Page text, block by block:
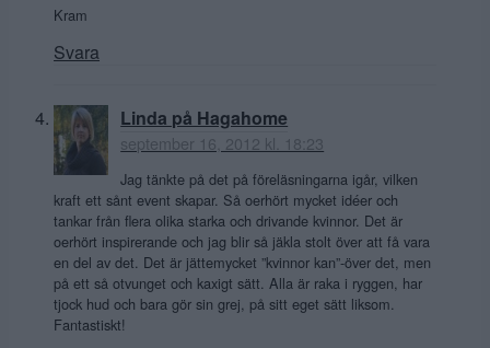
Kram
Svara
Linda på Hagahome
september 16, 2012 kl. 18:23
Jag tänkte på det på föreläsningarna igår, vilken
kraft ett sånt event skapar. Så oerhört mycket idéer och
tankar från flera olika starka och drivande kvinnor. Det är
oerhört inspirerande och jag blir så jäkla stolt över att få vara
en del av det. Det är jättemycket ”kvinnor kan”-över det, men
på ett så otvunget och kaxigt sätt. Alla är raka i ryggen, har
tjock hud och bara gör sin grej, på sitt eget sätt liksom.
Fantastiskt!